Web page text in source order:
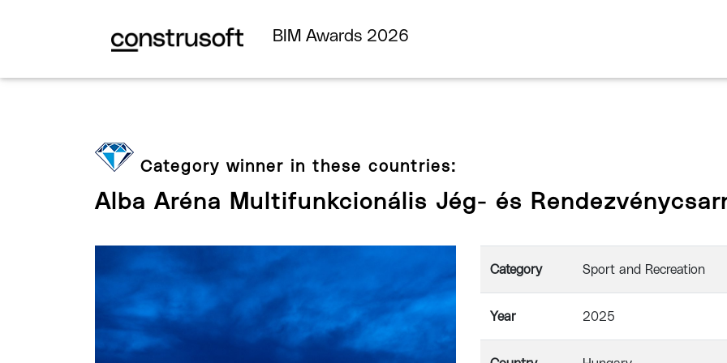
BIM Awards 2026
Category winner in these countries:
Alba Aréna Multifunkcionális Jég- és
Category Sport and Recreation
Year 2025